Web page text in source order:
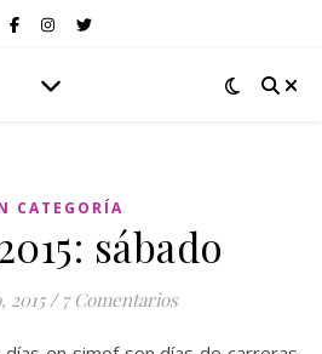
CATEGORÍA
sábado
2015 / 7 Comentarios